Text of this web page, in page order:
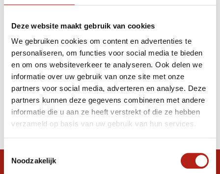
Deze website maakt gebruik van cookies
We gebruiken cookies om content en advertenties te
personaliseren, om functies voor social media te bieden
en om ons websiteverkeer te analyseren. Ook delen we
informatie over uw gebruik van onze site met onze
partners voor social media, adverteren en analyse. Deze
partners kunnen deze gegevens combineren met andere
informatie die u aan ze heeft verstrekt of die ze hebben
verzameld op basis van uw gebruik van hun services.
Toestemmingsselectie
Noodzakelijk
Apply filters
Producten getagd met
PhoenixPX LEGACY Thai
Shorts blauwXXL
Producten
Filter